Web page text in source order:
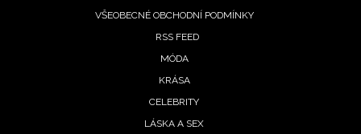
VŠEOBECNÉ OBCHODNÍ PODMÍNKY
RSS FEED
MÓDA
KRÁSA
CELEBRITY
LÁSKA A SEX